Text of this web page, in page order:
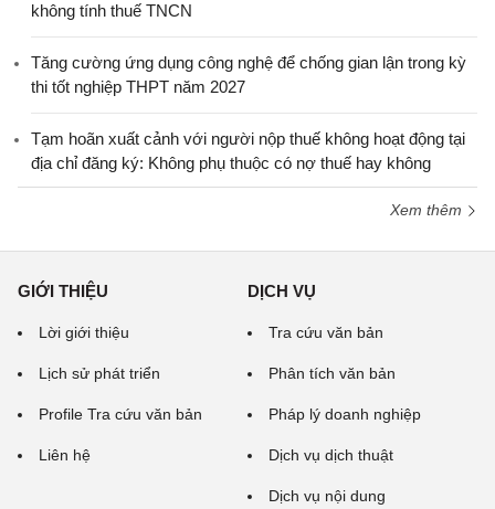
không tính thuế TNCN
Tăng cường ứng dụng công nghệ để chống gian lận trong kỳ
thi tốt nghiệp THPT năm 2027
Tạm hoãn xuất cảnh với người nộp thuế không hoạt động tại
địa chỉ đăng ký: Không phụ thuộc có nợ thuế hay không
Xem thêm
GIỚI THIỆU
Lời giới thiệu
Lịch sử phát triển
Profile Tra cứu văn bản
Liên hệ
DỊCH VỤ
Tra cứu văn bản
Phân tích văn bản
Pháp lý doanh nghiệp
Dịch vụ dịch thuật
Dịch vụ nội dung